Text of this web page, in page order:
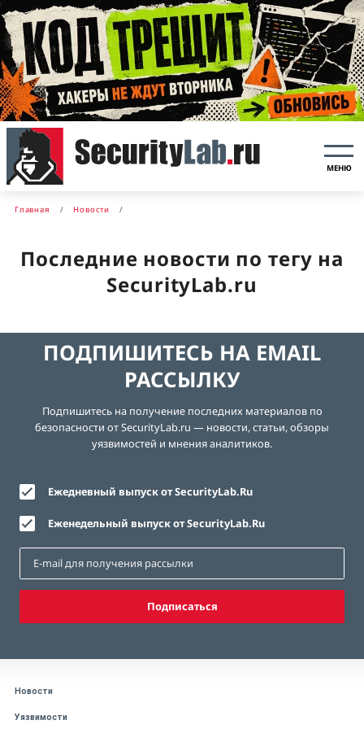
МЕНЮ
Главная Новости
Последние новости по тегу на
SecurityLab.ru
ПОДПИШИТЕСЬ НА EMAIL
РАССЫЛКУ
Подпишитесь на получение последних материалов по
безопасности от SecurityLab.ru — новости, статьи, обзоры
уязвимостей и мнения аналитиков.
Ежедневный выпуск от SecurityLab.Ru
Еженедельный выпуск от SecurityLab.Ru
Подписаться
Новости
Уязвимости